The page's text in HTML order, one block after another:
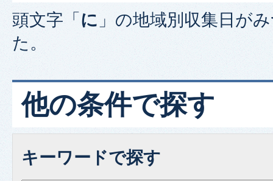
頭文字「 に 」の地域別収集日 が
た。
他の条件で探す
キーワードで探す